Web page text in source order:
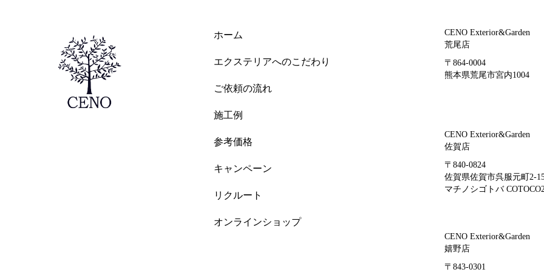
ホーム
エクステリアへのこだわり
ご依頼の流れ
施工例
参考価格
キャンペーン
リクルート
オンラインショップ
CENO Exterior&Garden
荒尾店
〒864-0004
熊本県荒尾市宮内1004
CENO Exterior&Garden
佐賀店
〒840-0824
佐賀県佐賀市呉服元町2-
マチノシゴトバ
CENO Exterior&Garden
嬉野店
〒843-0301